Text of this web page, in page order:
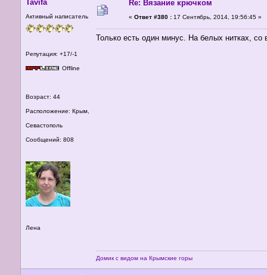
Tavifa
Активный написатель
Репутация: +17/-1
Offline
Возраст: 44
Расположение: Крым,
Севастополь
Сообщений: 808
Лена
Re: Вязание крючком
« Ответ #380 : 17 Сентябрь, 2014, 19:56:45 »
Только есть один минус. На белых нитках, со
Домик с видом на Крымские горы